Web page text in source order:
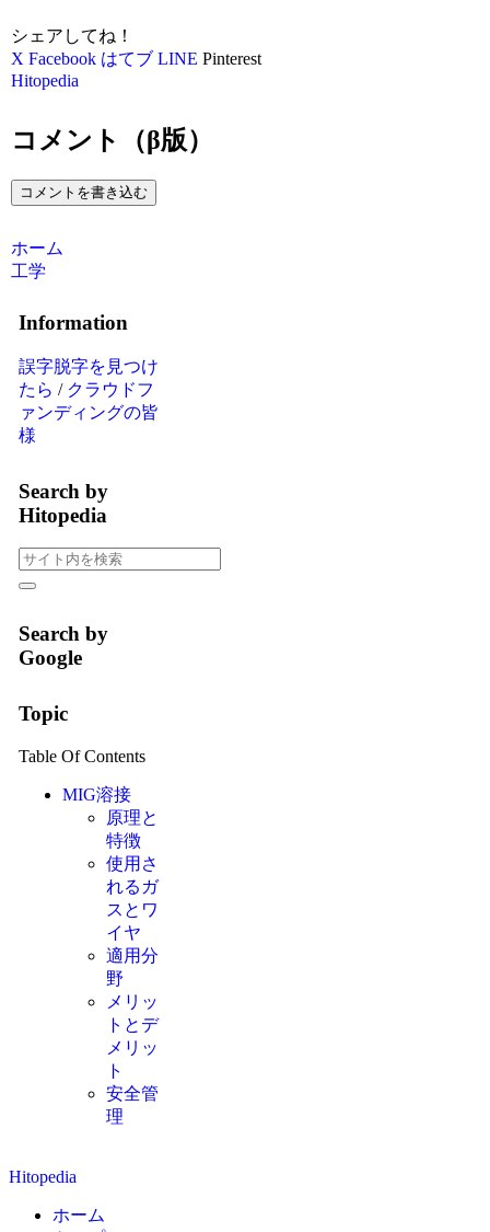
シェアしてね！
X Facebook はてブ LINE Pinterest
Hitopedia
コメント（β版）
コメントを書き込む
ホーム
工学
Information
誤字脱字を見つけ
たら / クラウドフ
ァンディングの皆
様
Search by
Hitopedia
Search by
Google
Topic
Table Of Contents
MIG溶接
原理と
特徴
使用さ
れるガ
スとワ
イヤ
適用分
野
メリッ
トとデ
メリッ
ト
安全管
理
Hitopedia
ホーム